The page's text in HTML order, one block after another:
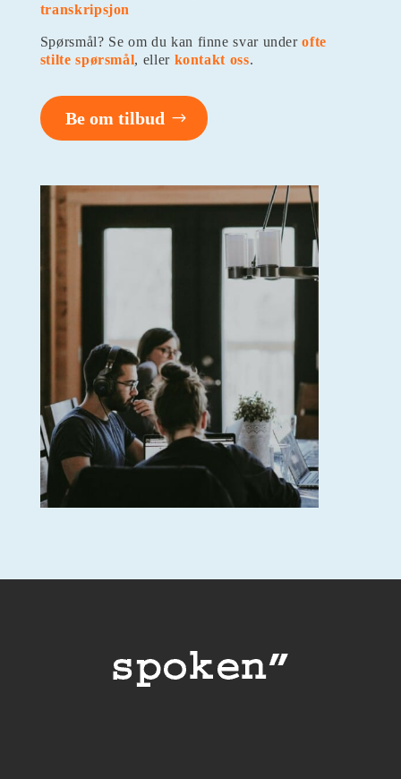
transkripsjon
Spørsmål? Se om du kan finne svar underofte
stilte spørsmål, eller kontakt oss.
Be om tilbud